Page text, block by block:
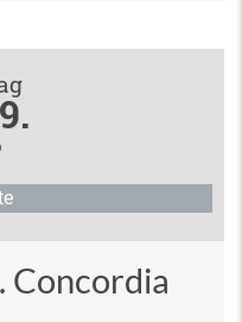
Concordia